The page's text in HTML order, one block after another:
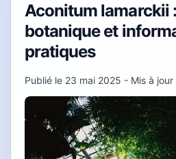
Aconitum lamarckii
botanique et
pratiques
Publié le 23 mai 2025 - Mis à jour